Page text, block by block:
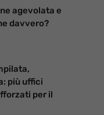
agevolata e
davvero?
più uffici
per il